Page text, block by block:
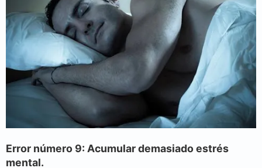
Error número 9: Acumular demasiado estrés
mental.